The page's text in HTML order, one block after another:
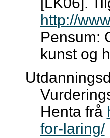
http://
Pensum:
kunst og
Henta frå
for-laring/